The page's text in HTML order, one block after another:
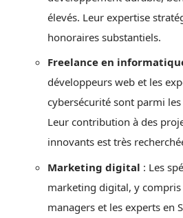
élevés. Leur expertise
honoraires substantiels.
Freelance en
développeurs web et les
cybersécurité sont parmi
Leur contribution à des
innovants est très
Marketing digital : Les
marketing digital, y
managers et les experts en